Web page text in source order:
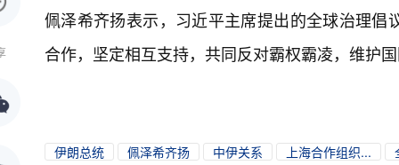
佩泽希齐扬表示，习近平主席提出的全球治理
合作，坚定相互支持，共同反对霸权霸凌，维护
伊朗总统 佩泽希齐扬 中伊关系 上海合作组织...